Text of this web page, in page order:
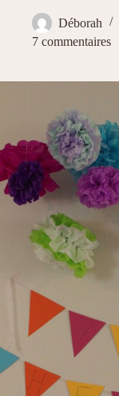
Déborah
7 commentaires